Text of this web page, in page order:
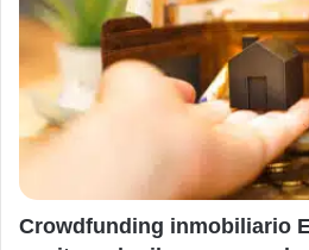
Crowdfunding inmobiliario